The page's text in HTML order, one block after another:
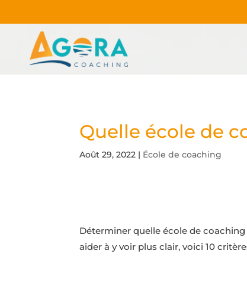
Quelle école de
Août 29, 2022 | École de coaching
Déterminer quelle école de
aider à y voir plus clair, voici 10